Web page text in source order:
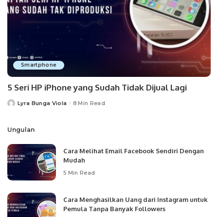
Smartphone
5 Seri HP iPhone yang Sudah Tidak Dijual Lagi
PostedLyra Bunga Viola 8 Min Read
Ungulan
Cara Melihat Email Facebook Sendiri Dengan
Mudah
5 Min Read
Cara Menghasilkan Uang dari Instagram untuk
Pemula Tanpa Banyak Followers